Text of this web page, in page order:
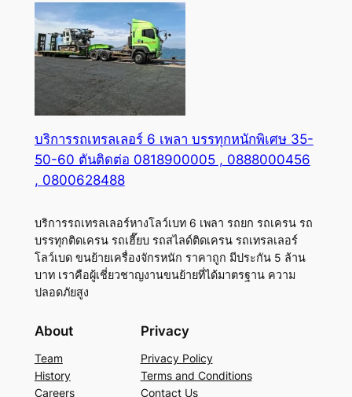
บริการรถเทรลเลอร์ 6 เพลา บรรทุกหนักพิเศษ 35-
50-60 ตันติดต่อ 0818900005 , 0888000456
, 0800628488
บริการรถเทรลเลอร์หางโลว์เบท 6 เพลา รถยก รถเครน รถ
บรรทุกติดเครน รถเฮี๊ยบ รถสไลด์ติดเครน รถเทรลเลอร์
โลว์เบด ขนย้ายเครื่องจักรหนัก ราคาถูก มีประกัน 5 ล้าน
บาท เราคือผู้เชี่ยวชาญงานขนย้ายที่ได้มาตรฐาน ความ
ปลอดภัยสูง
About
Team
History
Careers
Privacy
Privacy Policy
Terms and Conditions
Contact Us